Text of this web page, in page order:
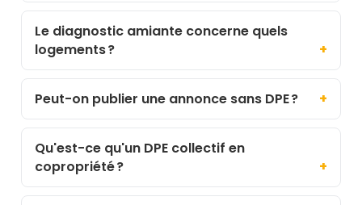
Le diagnostic amiante concerne quels
logements ?
Peut-on publier une annonce sans DPE ?
Qu'est-ce qu'un DPE collectif en
copropriété ?